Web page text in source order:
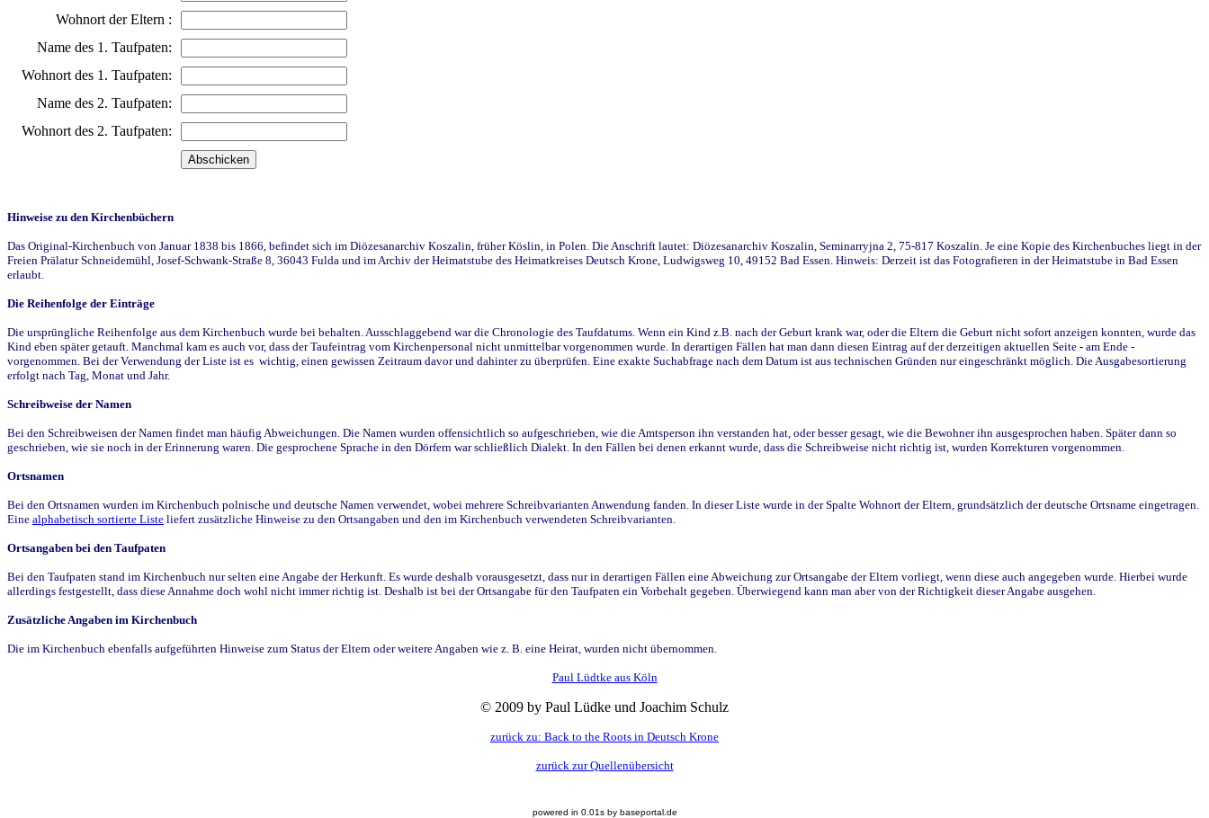
Wohnort der Eltern :
Name des 1. Taufpaten:
Wohnort des 1. Taufpaten:
Name des 2. Taufpaten:
Wohnort des 2. Taufpaten:
Hinweise zu den Kirchenbüchern
Das Original-Kirchenbuch von Januar 1838 bis 1866, befindet sich im Diözesanarchiv Koszalin, früher Köslin, in Polen. Die Anschrift lautet: Diözesanarchiv Koszalin, Seminarryjna 2, 75-817 Koszalin. Je eine Kopie des Kirchenbuches liegt in der
Freien Prälatur Schneidemühl, Josef-Schwank-Straße 8, 36043 Fulda und im Archiv der Heimatstube des Heimatkreises Deutsch Krone, Ludwigsweg 10, 49152 Bad Essen. Hinweis: Derzeit ist das Fotografieren in der Heimatstube in Bad Essen
erlaubt.
Die Reihenfolge der Einträge
Die ursprüngliche Reihenfolge aus dem Kirchenbuch wurde bei behalten. Ausschlaggebend war die Chronologie des Taufdatums. Wenn ein Kind z.B. nach der Geburt krank war, oder die Eltern die Geburt nicht sofort anzeigen konnten, wurde das
Kind eben später getauft. Manchmal kam es auch vor, dass der Taufeintrag vom Kirchenpersonal nicht unmittelbar vorgenommen wurde. In derartigen Fällen hat man dann diesen Eintrag auf der derzeitigen aktuellen Seite - am Ende -
vorgenommen. Bei der Verwendung der Liste ist es wichtig, einen gewissen Zeitraum davor und dahinter zu überprüfen. Eine exakte Suchabfrage nach dem Datum ist aus technischen Gründen nur eingeschränkt möglich. Die Ausgabesortierung
erfolgt nach Tag, Monat und Jahr.
Schreibweise der Namen
Bei den Schreibweisen der Namen findet man häufig Abweichungen. Die Namen wurden offensichtlich so aufgeschrieben, wie die Amtsperson ihn verstanden hat, oder besser gesagt, wie die Bewohner ihn ausgesprochen haben. Später dann so
geschrieben, wie sie noch in der Erinnerung waren. Die gesprochene Sprache in den Dörfern war schließlich Dialekt. In den Fällen bei denen erkannt wurde, dass die Schreibweise nicht richtig ist, wurden Korrekturen vorgenommen.
Ortsnamen
Bei den Ortsnamen wurden im Kirchenbuch polnische und deutsche Namen verwendet, wobei mehrere Schreibvarianten Anwendung fanden. In dieser Liste wurde in der Spalte Wohnort der Eltern, grundsätzlich der deutsche Ortsname eingetragen.
Eine alphabetisch sortierte Liste liefert zusätzliche Hinweise zu den Ortsangaben und den im Kirchenbuch verwendeten Schreibvarianten.
Ortsangaben bei den Taufpaten
Bei den Taufpaten stand im Kirchenbuch nur selten eine Angabe der Herkunft. Es wurde deshalb vorausgesetzt, dass nur in derartigen Fällen eine Abweichung zur Ortsangabe der Eltern vorliegt, wenn diese auch angegeben wurde. Hierbei wurde
allerdings festgestellt, dass diese Annahme doch wohl nicht immer richtig ist. Deshalb ist bei der Ortsangabe für den Taufpaten ein Vorbehalt gegeben. Überwiegend kann man aber von der Richtigkeit dieser Angabe ausgehen.
Zusätzliche Angaben im Kirchenbuch
Die im Kirchenbuch ebenfalls aufgeführten Hinweise zum Status der Eltern oder weitere Angaben wie z. B. eine Heirat, wurden nicht übernommen.
Paul Lüdtke aus Köln
© 2009 by Paul Lüdke und Joachim Schulz
zurück zu: Back to the Roots in Deutsch Krone
zurück zur Quellenübersicht
powered in 0.01s by baseportal.de